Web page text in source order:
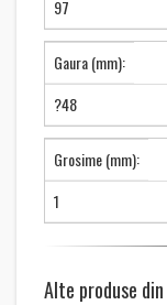
97
Gaura (mm):
?48
Grosime (mm):
1
Alte produse